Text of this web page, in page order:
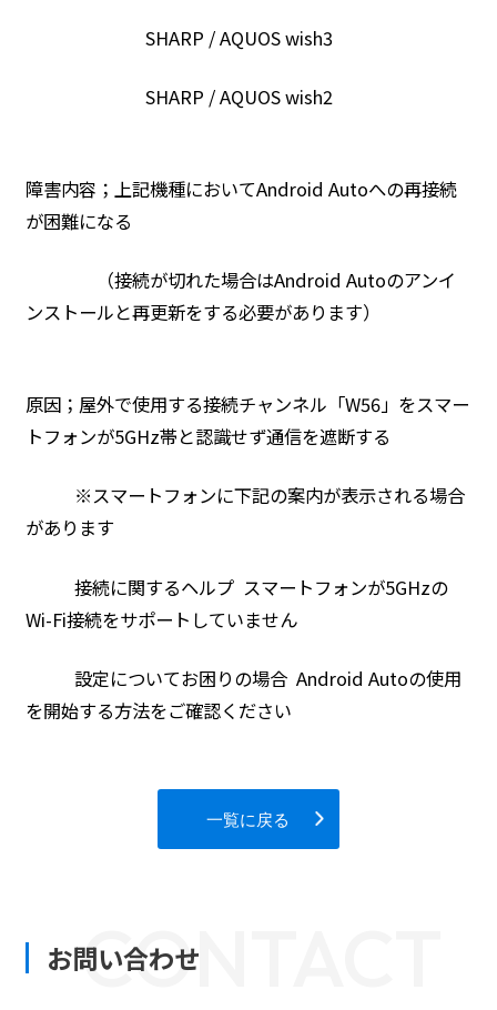
SHARP / AQUOS wish3
SHARP / AQUOS wish2
障害内容；上記機種においてAndroid Autoへの再接続
が困難になる
（接続が切れた場合はAndroid Autoのアンイ
ンストールと再更新をする必要があります）
原因；屋外で使用する接続チャンネル「W56」をスマー
トフォンが5GHz帯と認識せず通信を遮断する
※スマートフォンに下記の案内が表示される場合
があります
接続に関するヘルプ スマートフォンが5GHzの
Wi-Fi接続をサポートしていません
設定についてお困りの場合 Android Autoの使用
を開始する方法をご確認ください
一覧に戻る
CONTACT
お問い合わせ